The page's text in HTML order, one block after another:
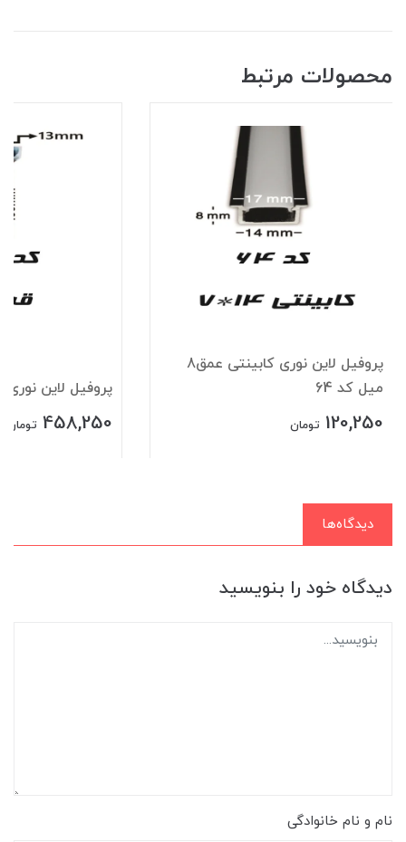
محصولات مرتبط
پروفیل لاین نوری کابینتی عمق8
میل کد 64
120,250 تومان
پروفیل لاین نوری
458,250 تومان
دیدگاه‌ها
دیدگاه خود را بنویسید
نام و نام خانوادگی